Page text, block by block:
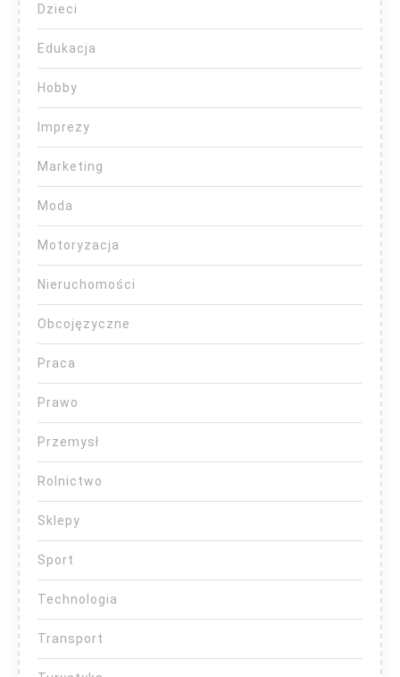
Dzieci
Edukacja
Hobby
Imprezy
Marketing
Moda
Motoryzacja
Nieruchomości
Obcojęzyczne
Praca
Prawo
Przemysł
Rolnictwo
Sklepy
Sport
Technologia
Transport